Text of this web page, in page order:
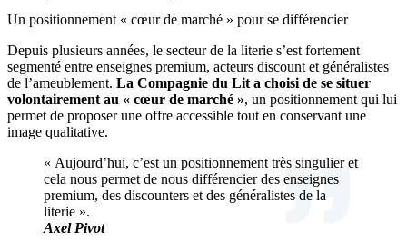
Un positionnement « cœur de marché » pour se différencier
Depuis plusieurs années, le secteur de la literie s’est fortement
segmenté entre enseignes premium, acteurs discount et généralistes
de l’ameublement. La Compagnie du Lit a choisi de se situer
volontairement au « cœur de marché », un positionnement qui lui
permet de proposer une offre accessible tout en conservant une
image qualitative.
« Aujourd’hui, c’est un positionnement très singulier et
cela nous permet de nous différencier des enseignes
premium, des discounters et des généralistes de la
literie ».
Axel Pivot